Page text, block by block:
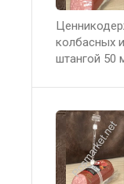
колбасных
штангой 50